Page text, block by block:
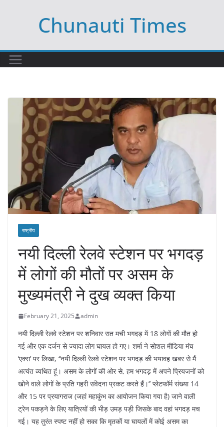
Chunauti Times
राष्ट्रीय
नयी दिल्ली रेलवे स्टेशन पर भगदड़
में लोगों की मौतों पर असम के
मुख्यमंत्री ने दुख व्यक्त किया
February 21, 2025 admin
नयी दिल्ली रेलवे स्टेशन पर शनिवार रात मची भगदड़ में 18 लोगों की मौत हो
गई और एक दर्जन से ज्यादा लोग घायल हो गए। शर्मा ने सोशल मीडिया मंच
‘एक्स’ पर लिखा, ‘‘नयी दिल्ली रेलवे स्टेशन पर भगदड़ की भयावह खबर से मैं
अत्यंत व्यथित हूं। असम के लोगों की ओर से, हम भगदड़ में अपने प्रियजनों को
खोने वाले लोगों के प्रति गहरी संवेदना प्रकट करते हैं।’’ प्लेटफॉर्म संख्या 14
और 15 पर प्रयागराज (जहां महाकुंभ का आयोजन किया गया है) जाने वाली
ट्रेन पकड़ने के लिए यात्रियों की भीड़ उमड़ पड़ी जिसके बाद वहां भगदड़ मच
गई। यह तुरंत स्पष्ट नहीं हो सका कि मृतकों या घायलों में कोई असम का